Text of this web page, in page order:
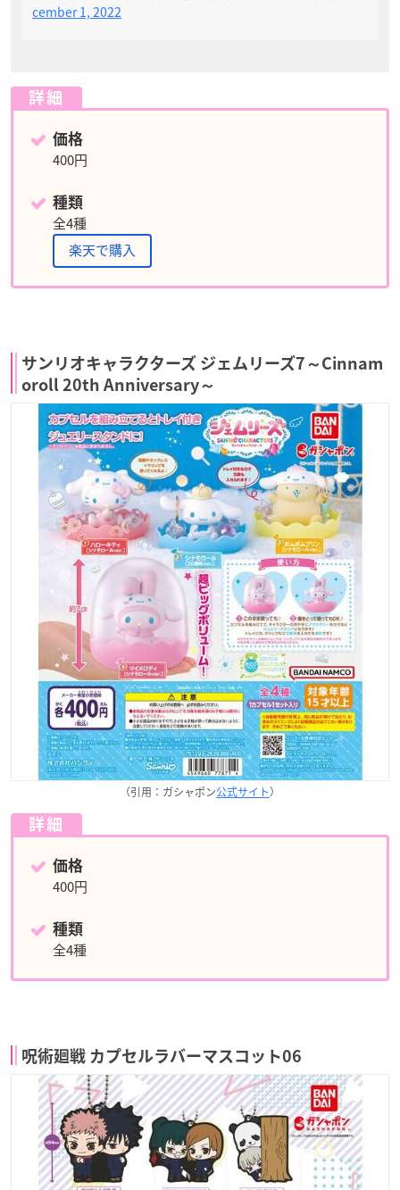
cember 1, 2022
詳細
価格
400円
種類
全4種
楽天で購入
サンリオキャラクターズ ジェムリーズ7～Cinnam
oroll 20th Anniversary～
（引用：ガシャポン公式サイト）
詳細
価格
400円
種類
全4種
呪術廻戦 カプセルラバーマスコット06